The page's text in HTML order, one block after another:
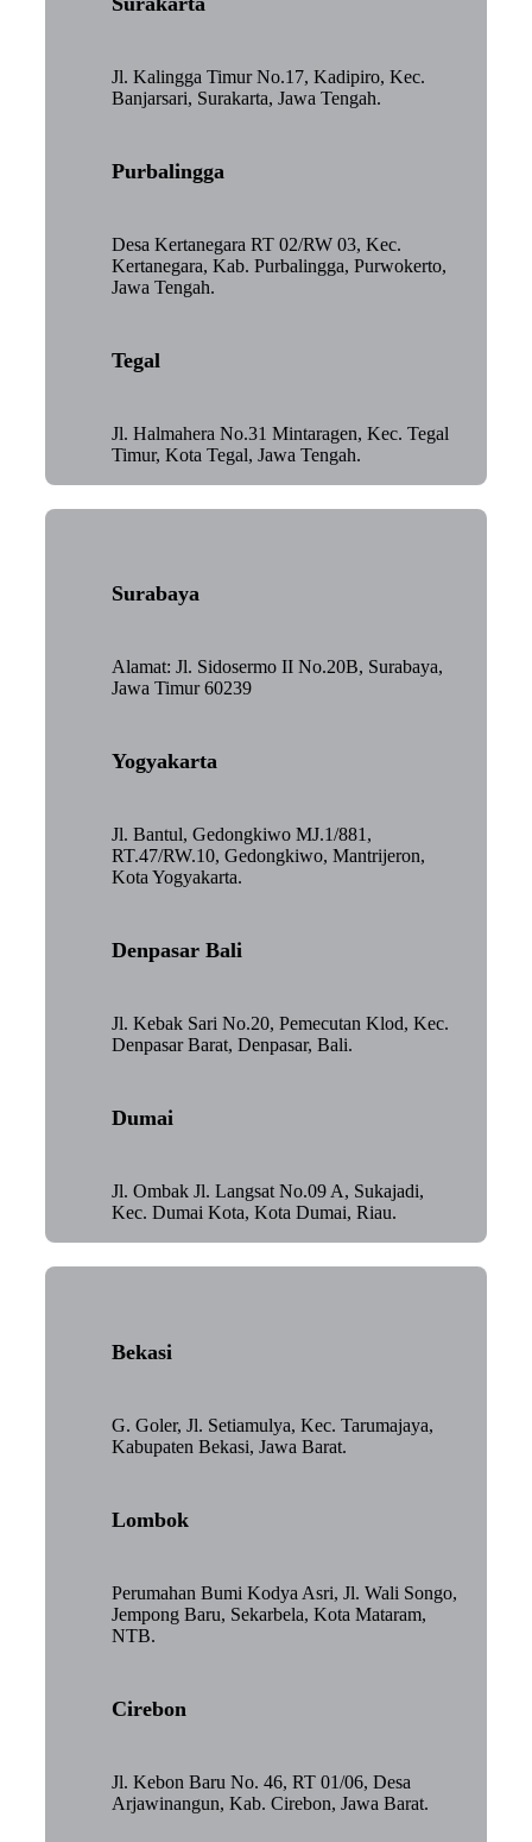
Jl. Kalingga Timur No.17, Kadipiro, Kec.
Banjarsari, Surakarta, Jawa Tengah.
Purbalingga
Desa Kertanegara RT 02/RW 03, Kec.
Kertanegara, Kab. Purbalingga, Purwokerto,
Jawa Tengah.
Tegal
Jl. Halmahera No.31 Mintaragen, Kec. Tegal
Timur, Kota Tegal, Jawa Tengah.
Surabaya
Alamat: Jl. Sidosermo II No.20B, Surabaya,
Jawa Timur 60239
Yogyakarta
Jl. Bantul, Gedongkiwo MJ.1/881,
RT.47/RW.10, Gedongkiwo, Mantrijeron,
Kota Yogyakarta.
Denpasar Bali
Jl. Kebak Sari No.20, Pemecutan Klod, Kec.
Denpasar Barat, Denpasar, Bali.
Dumai
Jl. Ombak Jl. Langsat No.09 A, Sukajadi,
Kec. Dumai Kota, Kota Dumai, Riau.
Bekasi
G. Goler, Jl. Setiamulya, Kec. Tarumajaya,
Kabupaten Bekasi, Jawa Barat.
Lombok
Perumahan Bumi Kodya Asri, Jl. Wali Songo,
Jempong Baru, Sekarbela, Kota Mataram,
NTB.
Cirebon
Jl. Kebon Baru No. 46, RT 01/06, Desa
Arjawinangun, Kab. Cirebon, Jawa Barat.